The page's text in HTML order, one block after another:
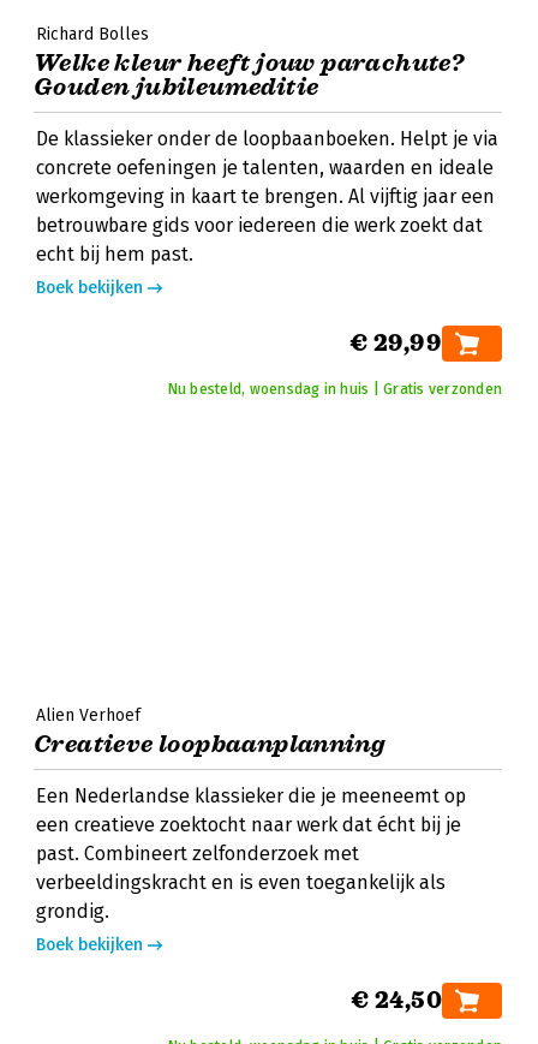
Richard Bolles
Welke kleur heeft jouw parachute?
Gouden jubileumeditie
De klassieker onder de loopbaanboeken. Helpt je via
concrete oefeningen je talenten, waarden en ideale
werkomgeving in kaart te brengen. Al vijftig jaar een
betrouwbare gids voor iedereen die werk zoekt dat
echt bij hem past.
Boek bekijken
€ 29,99
Nu besteld, woensdag in huis | Gratis verzonden
Alien Verhoef
Creatieve loopbaanplanning
Een Nederlandse klassieker die je meeneemt op
een creatieve zoektocht naar werk dat écht bij je
past. Combineert zelfonderzoek met
verbeeldingskracht en is even toegankelijk als
grondig.
Boek bekijken
€ 24,50